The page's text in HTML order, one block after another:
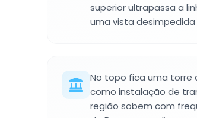
superior ultrapassa a
uma vista desimpedida
No topo fica uma torre
como instalação de
região sobem com